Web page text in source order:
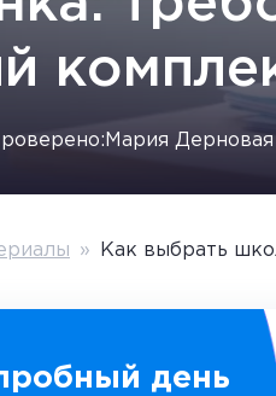
Мария Дерновая
» Как выбрать
день